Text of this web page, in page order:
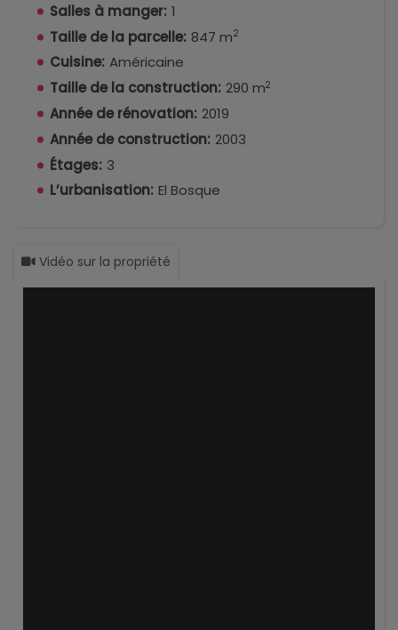
Salles à manger: 1
Taille de la parcelle: 847 m2
Cuisine: Américaine
Taille de la construction: 290 m2
Année de rénovation: 2019
Année de construction: 2003
Étages: 3
L’urbanisation: El Bosque
Vidéo sur la propriété